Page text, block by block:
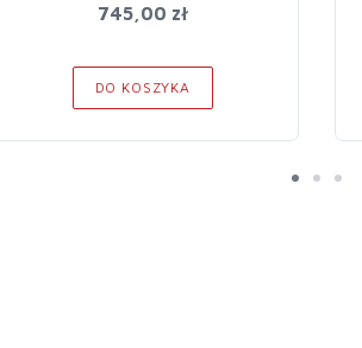
745,00 zł
DO KOSZYKA